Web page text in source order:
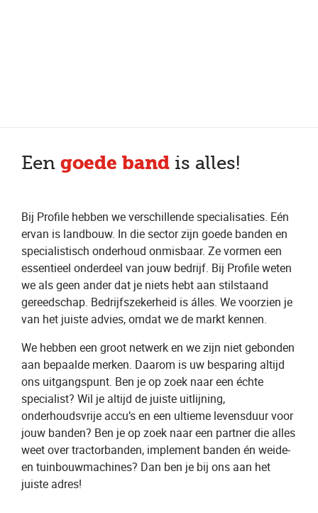
Een goede band is alles!
Bij Profile hebben we verschillende specialisaties. Eén
ervan is landbouw. In die sector zijn goede banden en
specialistisch onderhoud onmisbaar. Ze vormen een
essentieel onderdeel van jouw bedrijf. Bij Profile weten
we als geen ander dat je niets hebt aan stilstaand
gereedschap. Bedrijfszekerheid is álles. We voorzien je
van het juiste advies, omdat we de markt kennen.
We hebben een groot netwerk en we zijn niet gebonden
aan bepaalde merken. Daarom is uw besparing altijd
ons uitgangspunt. Ben je op zoek naar een échte
specialist? Wil je altijd de juiste uitlijning,
onderhoudsvrije accu’s en een ultieme levensduur voor
jouw banden? Ben je op zoek naar een partner die alles
weet over tractorbanden, implement banden én weide-
en tuinbouwmachines? Dan ben je bij ons aan het
juiste adres!